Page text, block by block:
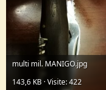
multi mil. MANIGO.jpg
143,6 KB · Visite: 422